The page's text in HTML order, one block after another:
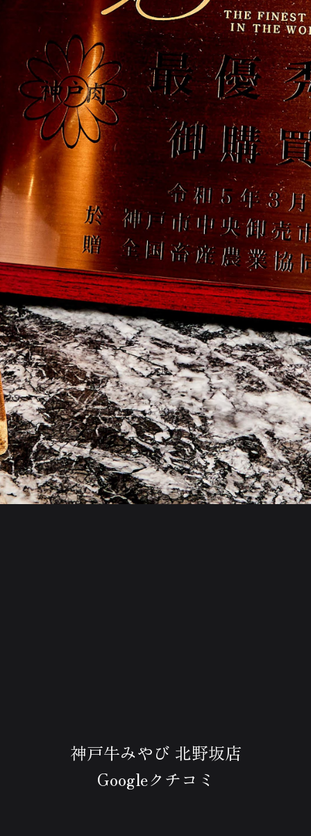
神戸牛みやび 北野坂店
Googleクチコミ